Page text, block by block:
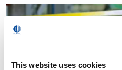
This website uses cookies